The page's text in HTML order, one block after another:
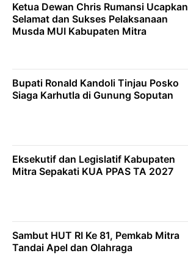
Ketua Dewan Chris Rumansi Ucapkan
Selamat dan Sukses Pelaksanaan
Musda MUI Kabupaten Mitra
Bupati Ronald Kandoli Tinjau Posko
Siaga Karhutla di Gunung Soputan
Eksekutif dan Legislatif Kabupaten
Mitra Sepakati KUA PPAS TA 2027
Sambut HUT RI Ke 81, Pemkab Mitra
Tandai Apel dan Olahraga